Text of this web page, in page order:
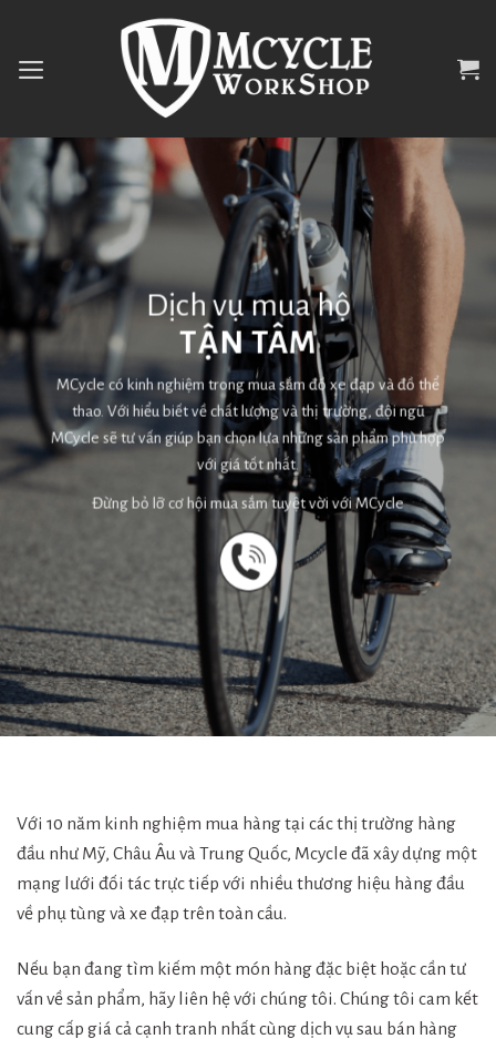
content
Dịch vụ mua hộ
TẬN TÂM
MCycle có kinh nghiệm trong mua sắm đồ xe đạp và đồ thể
thao. Với hiểu biết về chất lượng và thị trường, đội ngũ
MCycle sẽ tư vấn giúp bạn chọn lựa những sản phẩm phù hợp
với giá tốt nhất.
Đừng bỏ lỡ cơ hội mua sắm tuyệt vời với MCycle
Với 10 năm kinh nghiệm mua hàng tại các thị trường hàng
đầu như Mỹ, Châu Âu và Trung Quốc, Mcycle đã xây dựng một
mạng lưới đối tác trực tiếp với nhiều thương hiệu hàng đầu
về phụ tùng và xe đạp trên toàn cầu.
Nếu bạn đang tìm kiếm một món hàng đặc biệt hoặc cần tư
vấn về sản phẩm, hãy liên hệ với chúng tôi. Chúng tôi cam kết
cung cấp giá cả cạnh tranh nhất cùng dịch vụ sau bán hàng